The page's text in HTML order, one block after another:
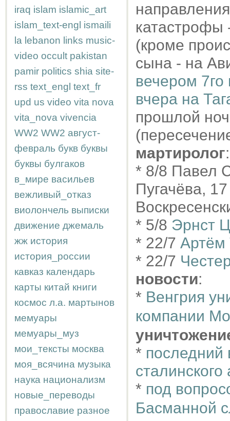
iraq islam islamic_art
islam_text-engl ismaili
la lebanon links music-
video occult pakistan
pamir politics shia site-
rss text_engl text_fr
upd us video vita nova
vita_nova vivencia
WW2 WW2 август-
февраль букв буквы
буквы булгаков
в_мире васильев
вежливый_отказ
виолончель выписки
движение джемаль
жж история
история_россии
кавказ календарь
карты китай книги
космос л.а. мартынов
мемуары
мемуары_муз
мои_тексты москва
моя_всячина музыка
наука национализм
новые_переводы
православие разное
катастрофы
(кроме
сына - на
вечером 7го
вчера на
прошлой
мартиролог:
* 8/8 Павел
Пугачёва,
* 5/8 Эрнст
* 22/7 Артём
* 22/7
новости:
* Венгрия
компании
* последний
* под
Басманной